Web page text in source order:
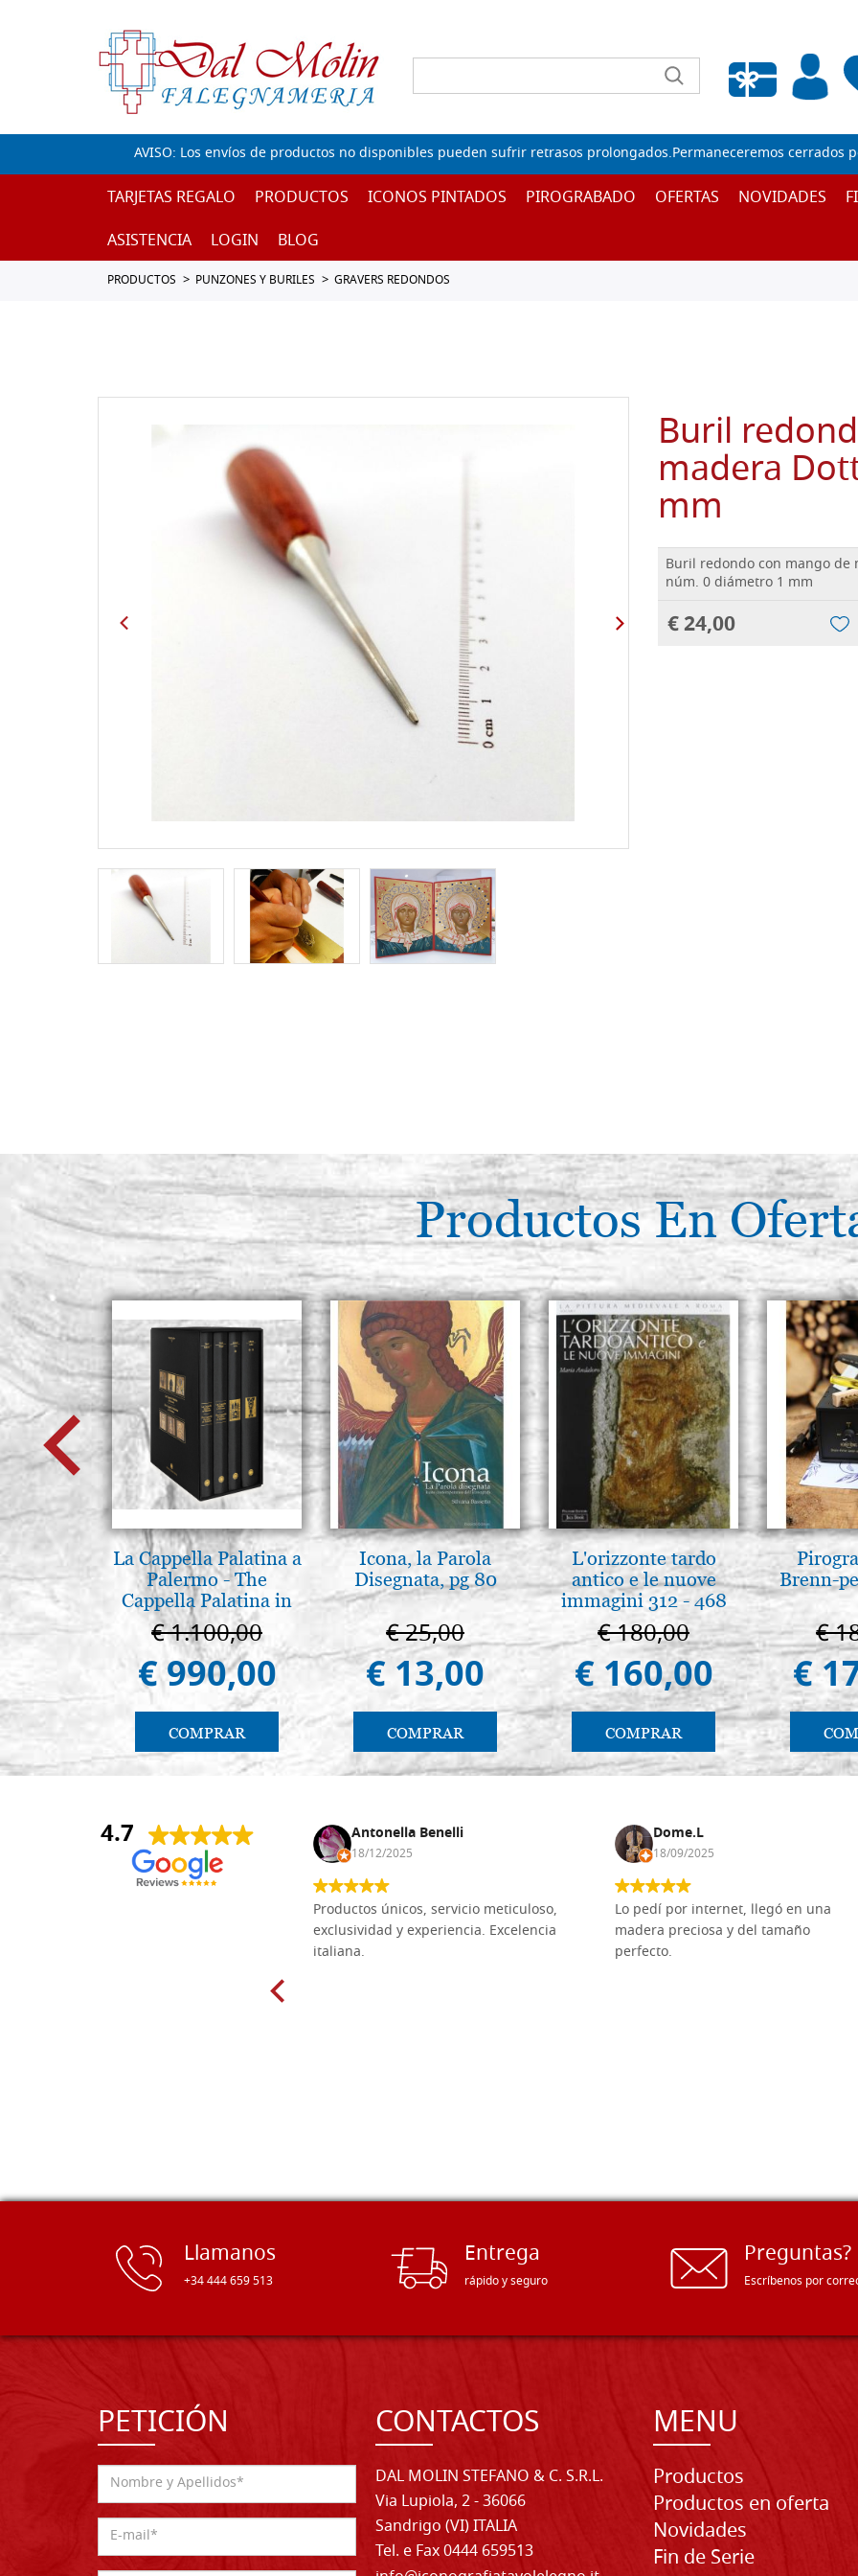
Lista de deseos vacía
AVISO: Los envíos de productos no disponibles pueden sufrir retrasos prolongados.Permaneceremos cerrados
TARJETAS REGALO PRODUCTOS ICONOS PINTADOS PIROGRABADO OFERTAS NOVIDADES
ASISTENCIA
LOGIN BLOG
PRODUCTOS PUNZONES Y BURILES GRAVERS REDONDOS
Buril
madera
mm
Buril redondo con mango de
núm. 0 diámetro 1 mm
€ 24,00
Productos En
La Cappella Palatina a
Palermo - The
Cappella Palatina in
Palermo
€ 1.100,00
€ 990,00
COMPRAR
Icona, la Parola
Disegnata, pg 80
€ 25,00
€ 13,00
COMPRAR
L'orizzonte tardo
antico e le nuove
immagini 312 - 468
€ 180,00
€ 160,00
COMPRAR
Brenn-
€
€
4.7
Anna Maria Negri Antonella Benelli
18/12/2025
Productos únicos, servicio meticuloso,
exclusividad y experiencia. Excelencia
italiana.
Dome.L
18/09/2025
Lo pedí por internet, llegó en una
madera preciosa y del tamaño
perfecto.
Llamanos
+34 444 659 513
Entrega
rápido y seguro
Preguntas?
Escríbenos por
PETICIÓN CONTACTOS
DAL MOLIN STEFANO & C. S.R.L.
Via Lupiola, 2 - 36066
Sandrigo (VI) ITALIA
Tel. e Fax 0444 659513
MENU
Productos
Productos en oferta
Novidades
Fin de Serie